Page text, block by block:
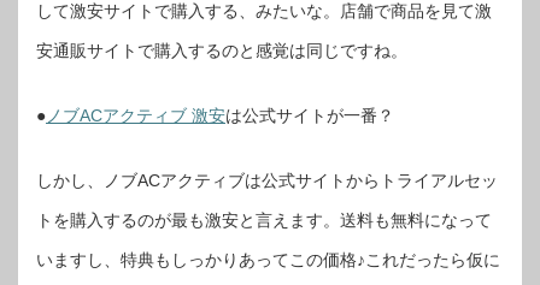
して激安サイトで購入する、みたいな。店舗で商品を見て激
安通販サイトで購入するのと感覚は同じですね。
● ノブACアクティブ 激安は公式サイトが一番？
しかし、ノブACアクティブは公式サイトからトライアルセッ
トを購入するのが最も激安と言えます。送料も無料になって
いますし、特典もしっかりあってこの価格♪これだったら仮に